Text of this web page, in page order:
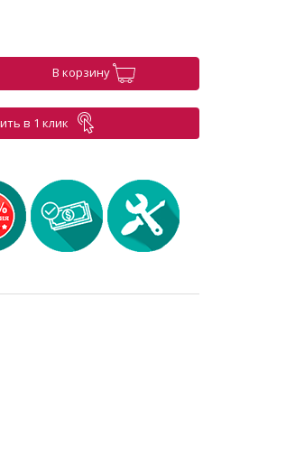
В корзину
в 1 клик